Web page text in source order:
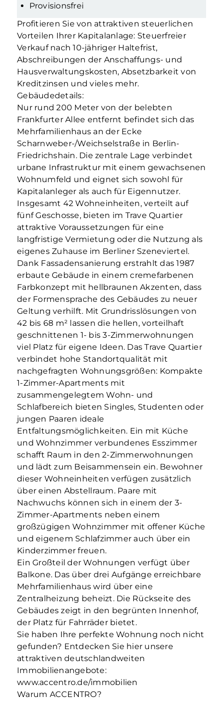
Provisionsfrei
Profitieren Sie von attraktiven steuerlichen
Vorteilen Ihrer Kapitalanlage: Steuerfreier
Verkauf nach 10-jähriger Haltefrist,
Abschreibungen der Anschaffungs- und
Hausverwaltungskosten, Absetzbarkeit von
Kreditzinsen und vieles mehr.
Gebäudedetails:
Nur rund 200 Meter von der belebten
Frankfurter Allee entfernt befindet sich das
Mehrfamilienhaus an der Ecke
Scharnweber-/Weichselstraße in Berlin-
Friedrichshain. Die zentrale Lage verbindet
urbane Infrastruktur mit einem gewachsenen
Wohnumfeld und eignet sich sowohl für
Kapitalanleger als auch für Eigennutzer.
Insgesamt 42 Wohneinheiten, verteilt auf
fünf Geschosse, bieten im Trave Quartier
attraktive Voraussetzungen für eine
langfristige Vermietung oder die Nutzung als
eigenes Zuhause im Berliner Szeneviertel.
Dank Fassadensanierung erstrahlt das 1987
erbaute Gebäude in einem cremefarbenen
Farbkonzept mit hellbraunen Akzenten, dass
der Formensprache des Gebäudes zu neuer
Geltung verhilft. Mit Grundrisslösungen von
42 bis 68 m² lassen die hellen, vorteilhaft
geschnittenen 1- bis 3-Zimmerwohnungen
viel Platz für eigene Ideen. Das Trave Quartier
verbindet hohe Standortqualität mit
nachgefragten Wohnungsgrößen: Kompakte
1-Zimmer-Apartments mit
zusammengelegtem Wohn- und
Schlafbereich bieten Singles, Studenten oder
jungen Paaren ideale
Entfaltungsmöglichkeiten. Ein mit Küche
und Wohnzimmer verbundenes Esszimmer
schafft Raum in den 2-Zimmerwohnungen
und lädt zum Beisammensein ein. Bewohner
dieser Wohneinheiten verfügen zusätzlich
über einen Abstellraum. Paare mit
Nachwuchs können sich in einem der 3-
Zimmer-Apartments neben einem
großzügigen Wohnzimmer mit offener Küche
und eigenem Schlafzimmer auch über ein
Kinderzimmer freuen.
Ein Großteil der Wohnungen verfügt über
Balkone. Das über drei Aufgänge erreichbare
Mehrfamilienhaus wird über eine
Zentralheizung beheizt. Die Rückseite des
Gebäudes zeigt in den begrünten Innenhof,
der Platz für Fahrräder bietet.
Sie haben Ihre perfekte Wohnung noch nicht
gefunden? Entdecken Sie hier unsere
attraktiven deutschlandweiten
Immobilienangebote:
www.accentro.de/immobilien
Warum ACCENTRO?